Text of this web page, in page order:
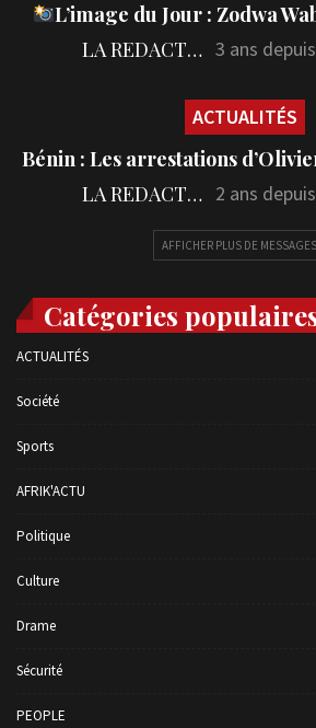
L’image du Jour : Zodwa
LA REDACTION 3 ans depuis
ACTUALITÉS
Bénin : Les arrestations
LA REDACTION 2 ans depuis
AFFICHER PLUS DE MESSAGES
Catégories
ACTUALITÉS
Société
Sports
AFRIK'ACTU
Politique
Culture
Drame
Sécurité
PEOPLE